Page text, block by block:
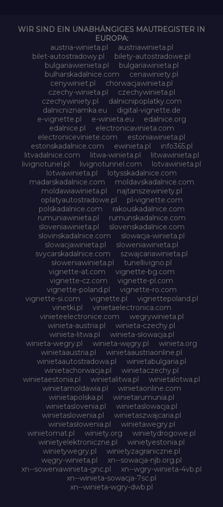
WIR SIND EIN UNABHÄNGIGES MAUTREGISTER IN
EUROPA:
austria-winieta.pl
austriawinieta.pl
bilet-autostradowy.pl
bilety-autostradowe.pl
bulgariawienieta.pl
bulgariawinieta.pl
bulharskadalnice.com
cenawiniety.pl
cenywiniet.pl
chorwacjawinieta.pl
czechy-winieta.pl
czechywinieta.pl
czechywiniety.pl
dalnicnipoplatky.com
dalnicniznamka.eu
digital-vignette.de
e-vignette.pl
e-winieta.eu
edalnice.org
edalnice.pl
electronicavinieta.com
electroniceviniete.com
estoniawinieta.pl
estonskadalnice.com
ewinieta.pl
info365.pl
litvadalnice.com
litwa-winieta.pl
litwawinieta.pl
livignotunel.pl
livignotunnel.com
lotvawinieta.pl
lotwawinieta.pl
lotysskadalnice.com
madarskadalnice.com
moldavskadalnice.com
moldawiawinieta.pl
najtanszewiniety.pl
oplatyautostradowe.pl
pl-vignette.com
polskadalnice.com
rakouskadalnice.com
rumuniawinieta.pl
rumunskadalnice.com
sloveniawinieta.pl
slovenskadalnice.com
slovinskadalnice.com
slowacja-winieta.pl
slowacjawinieta.pl
sloweniawinieta.pl
svycarskadalnice.com
szwajcariawinieta.pl
słoweniawinieta.pl
tunellivigno.pl
vignette-at.com
vignette-bg.com
vignette-cz.com
vignette-pl.com
vignette-poland.pl
vignette-ro.com
vignette-si.com
vignette.pl
vignettepoland.pl
vinetki.pl
vinietaelectronica.com
vinieteelectronice.com
wegrywinieta.pl
winieta-austria.pl
winieta-czechy.pl
winieta-litwa.pl
winieta-słowacja.pl
winieta-wegry.pl
winieta-węgry.pl
winieta.org
winietaaustria.pl
winietaaustriaonline.pl
winietaautostradowa.pl
winietabulgaria.pl
winietachorwacja.pl
winietaczechy.pl
winietaestonia.pl
winietalitwa.pl
winietalotwa.pl
winietamoldawia.pl
winietaonline.com
winietapolska.pl
winietarumunia.pl
winietaslovenia.pl
winietaslowacja.pl
winietaslowenia.pl
winietaszwajcaria.pl
winietasłowenia.pl
winietawegry.pl
winietomat.pl
winiety.org
winietydrogowe.pl
winietyelektroniczne.pl
winietyestonia.pl
winietywegry.pl
winietyzagraniczne.pl
węgry-winieta.pl
xn--sowacja-njb.org.pl
xn--soweniawinieta-gnc.pl
xn--wgry-winieta-4vb.pl
xn--winieta-sowacja-7sc.pl
xn--winieta-wgry-dwb.pl